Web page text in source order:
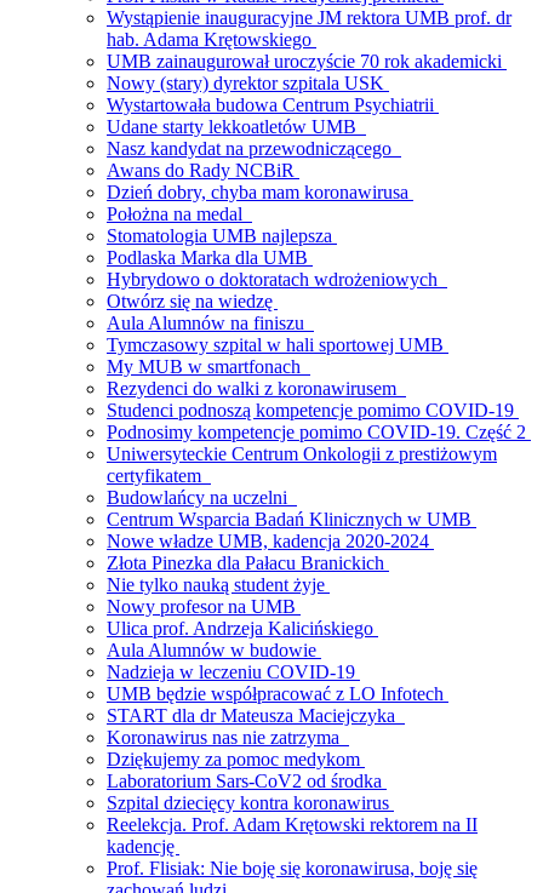
Wystąpienie inauguracyjne JM rektora UMB prof. dr
hab. Adama Krętowskiego
UMB zainaugurował uroczyście 70 rok akademicki
Nowy (stary) dyrektor szpitala USK
Wystartowała budowa Centrum Psychiatrii
Udane starty lekkoatletów UMB
Nasz kandydat na przewodniczącego
Awans do Rady NCBiR
Dzień dobry, chyba mam koronawirusa
Położna na medal
Stomatologia UMB najlepsza
Podlaska Marka dla UMB
Hybrydowo o doktoratach wdrożeniowych
Otwórz się na wiedzę
Aula Alumnów na finiszu
Tymczasowy szpital w hali sportowej UMB
My MUB w smartfonach
Rezydenci do walki z koronawirusem
Studenci podnoszą kompetencje pomimo COVID-19
Podnosimy kompetencje pomimo COVID-19. Część 2
Uniwersyteckie Centrum Onkologii z prestiżowym
certyfikatem
Budowlańcy na uczelni
Centrum Wsparcia Badań Klinicznych w UMB
Nowe władze UMB, kadencja 2020-2024
Złota Pinezka dla Pałacu Branickich
Nie tylko nauką student żyje
Nowy profesor na UMB
Ulica prof. Andrzeja Kalicińskiego
Aula Alumnów w budowie
Nadzieja w leczeniu COVID-19
UMB będzie współpracować z LO Infotech
START dla dr Mateusza Maciejczyka
Koronawirus nas nie zatrzyma
Dziękujemy za pomoc medykom
Laboratorium Sars-CoV2 od środka
Szpital dziecięcy kontra koronawirus
Reelekcja. Prof. Adam Krętowski rektorem na II
kadencję
Prof. Flisiak: Nie boję się koronawirusa, boję się